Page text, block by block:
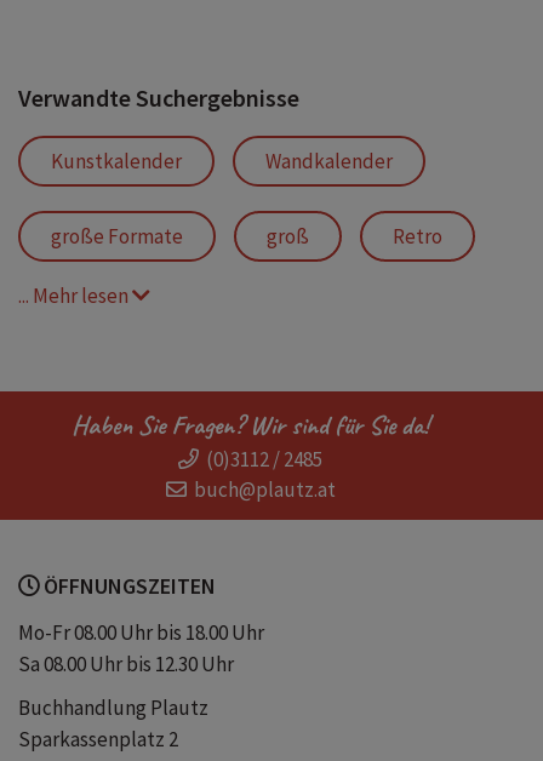
Verwandte Suchergebnisse
Kunstkalender Wandkalender
große Formate groß Retro
Jugendstil
Plakat Poster Dekor
Toulouse-Lautrec
... Mehr lesen
Haben Sie Fragen? Wir sind für Sie da!
(0)3112 / 2485
buch@plautz.at
ÖFFNUNGSZEITEN
Mo-Fr 08.00 Uhr bis 18.00 Uhr
Sa 08.00 Uhr bis 12.30 Uhr
Buchhandlung Plautz
Sparkassenplatz 2